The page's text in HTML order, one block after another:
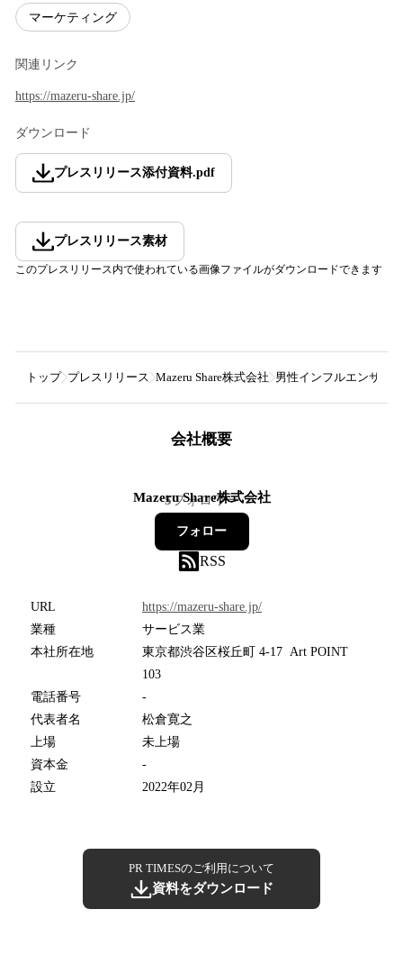
マーケティング
関連リンク
https://mazeru-share.jp/
ダウンロード
プレスリリース添付資料.pdf
プレスリリース素材
このプレスリリース内で使われている画像ファイルがダウンロードできます
トップ プレスリリース Mazeru Share株式会社 男性インフルエンサー
会社概要
Mazeru Share株式会社
5フォロワー
フォロー
RSS
URL
https://mazeru-share.jp/
業種
サービス業
本社所在地
東京都渋谷区桜丘町 4-17 Art POINT
103
電話番号
-
代表者名
松倉寛之
上場
未上場
資本金
-
設立
2022年02月
PR TIMESのご利用について
資料をダウンロード